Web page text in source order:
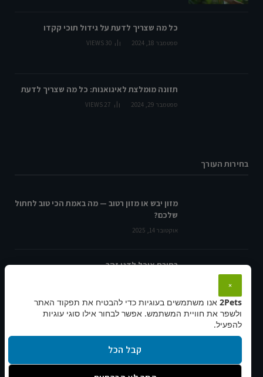
כל מה שצריך לדעת על גידול תוכי קקדו
ספטמבר 18, 2024 30
VIEWS
תזונה מומלצת לאיגואנות: כל מה שצריך לדעת
ספטמבר 29, 2024 27
VIEWS
בחירות העורך
מזון יבש או מזון רטוב — מה באמת הכי טוב לחתול
שלכם?
אוקטובר 14, 2025
בחירת אוכל לדגי זהב
×
2Pets אנו משתמשים בעוגיות כדי להבטיח את תפקוד האתר
ולשפר את חוויית המשתמש. אפשר לבחור אילו סוגי עוגיות
להפעיל.
קבל הכל